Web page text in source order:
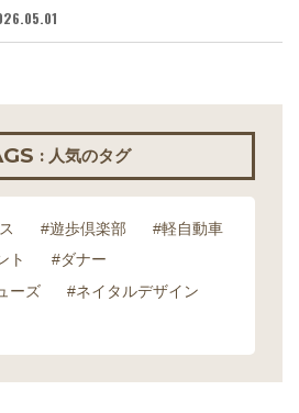
: 人気のタグ
#遊歩倶楽部
#軽自動車
ト
#ダナー
ーズ
#ネイタルデザイン